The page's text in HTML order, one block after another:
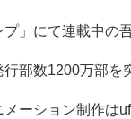
」にて連載中の
行部数1200万部を
メーション制作は